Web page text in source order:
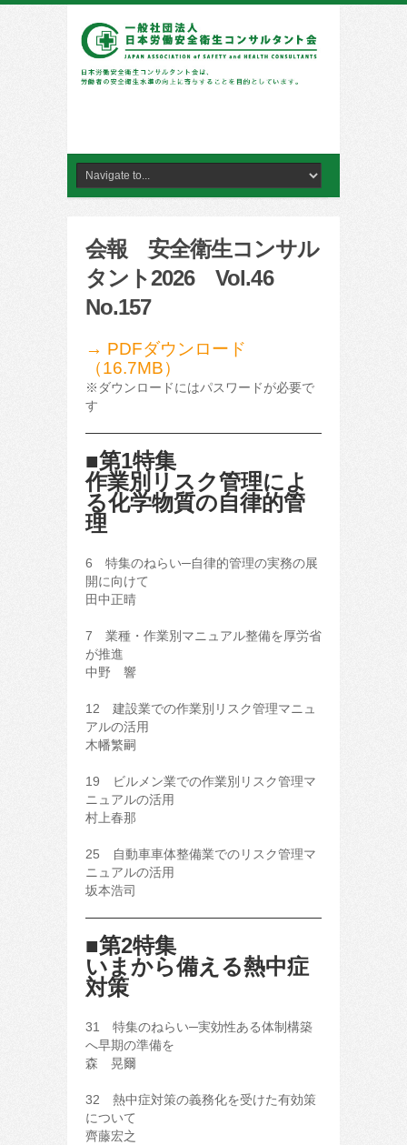
会報 安全衛生コンサル
タント2026 Vol.46
No.157
→ PDFダウンロード
（16.7MB）
※ダウンロードにはパスワードが必要で
す
■第1特集
作業別リスク管理によ
る化学物質の自律的管
理
6 特集のねらい─自律的管理の実務の展
開に向けて
田中正晴
7 業種・作業別マニュアル整備を厚労省
が推進
中野 響
12 建設業での作業別リスク管理マニュ
アルの活用
木幡繁嗣
19 ビルメン業での作業別リスク管理マ
ニュアルの活用
村上春那
25 自動車車体整備業でのリスク管理マ
ニュアルの活用
坂本浩司
■第2特集
いまから備える熱中症
対策
31 特集のねらい─実効性ある体制構築
へ早期の準備を
森 晃爾
32 熱中症対策の義務化を受けた有効策
について
齊藤宏之